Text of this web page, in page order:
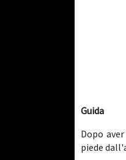
Guida
Dopo
piede